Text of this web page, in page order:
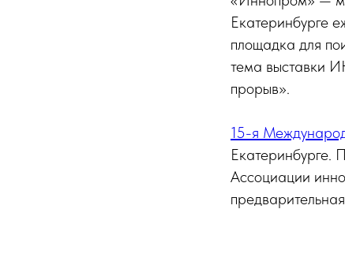
Екатеринбурге
площадка для
тема выставки
прорыв‎».
15-я
Екатеринбурге.
Ассоциации